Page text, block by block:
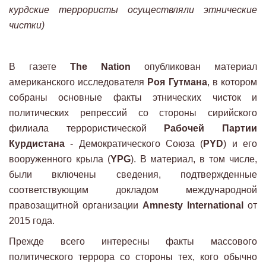
курдские террористы осуществляли этнические
чистки)
В газете The Nation опубликован материал
американского исследователя Роя Гутмана, в котором
собраны основные факты этнических чисток и
политических репрессий со стороны сирийского
филиала террористической
Рабочей Партии
Курдистана - Демократического Союза (PYD) и его
вооруженного крыла (YPG). В материал, в том числе,
были включены сведения, подтвержденные
соответствующим докладом международной
правозащитной организации Amnesty International
от
2015 года.
Прежде всего интересны факты массового
политического террора со стороны тех, кого обычно